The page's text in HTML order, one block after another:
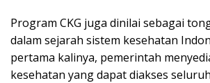
Program CKG juga dinilai sebagai
dalam sejarah sistem kesehatan
pertama kalinya, pemerintah
kesehatan yang dapat diakses